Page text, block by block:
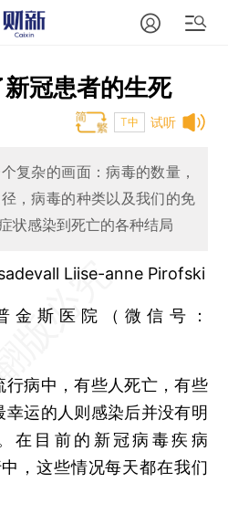
冠患者的生死
试听
T中
复杂的画面：病毒的数量，
，病毒的种类以及我们的免
状感染到死亡的各种结局
Liise-anne Pirofski
斯医院（微信号：
病中，有些人死亡，有些
幸运的人则感染后并没有明
在目前的新冠病毒疾病
中，这些情况每天都在我们